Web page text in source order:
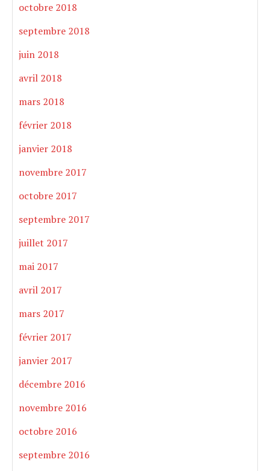
octobre 2018
septembre 2018
juin 2018
avril 2018
mars 2018
février 2018
janvier 2018
novembre 2017
octobre 2017
septembre 2017
juillet 2017
mai 2017
avril 2017
mars 2017
février 2017
janvier 2017
décembre 2016
novembre 2016
octobre 2016
septembre 2016